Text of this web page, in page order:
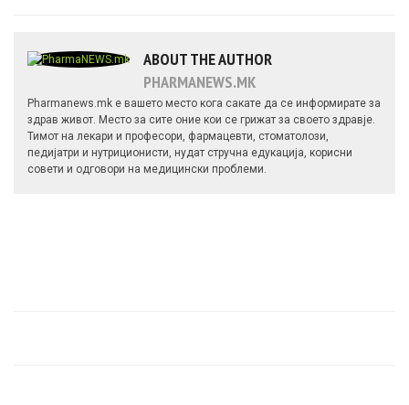
ABOUT THE AUTHOR
PHARMANEWS.MK
Pharmanews.mk е вашето место кога сакате да се информирате за
здрав живот. Место за сите оние кои се грижат за своето здравје.
Тимот на лекари и професори, фармацевти, стоматолози,
педијатри и нутриционисти, нудат стручна едукација, корисни
совети и одговори на медицински проблеми.